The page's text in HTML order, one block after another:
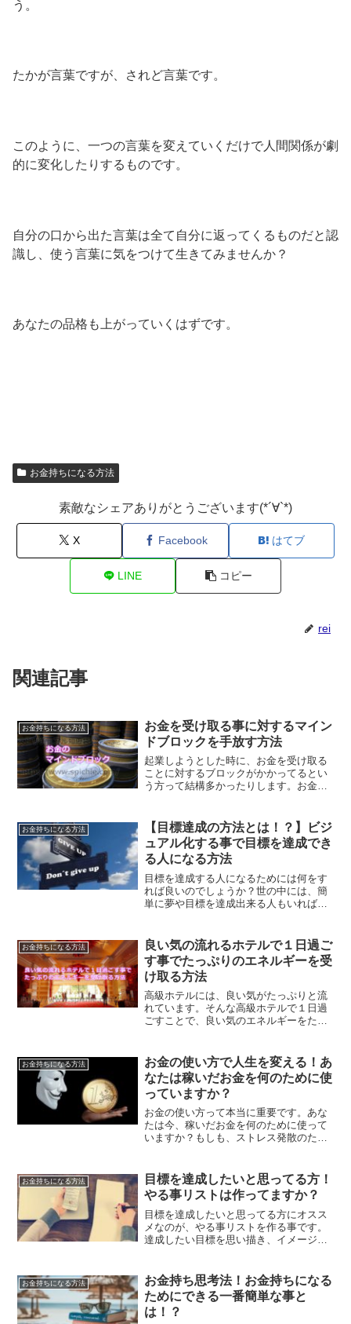
う。
たかが言葉ですが、されど言葉です。
このように、一つの言葉を変えていくだけで人間関係が劇
的に変化したりするものです。
自分の口から出た言葉は全て自分に返ってくるものだと認
識し、使う言葉に気をつけて生きてみませんか？
あなたの品格も上がっていくはずです。
お金持ちになる方法
素敵なシェアありがとうございます(*´∀`*)
X Facebook はてブ
LINE コピー
rei
関連記事
お金持ちになる方法
お金を受け取る事に対するマイン
ドブロックを手放す方法
起業しようとした時に、お金を受け取る
ことに対するブロックがかかってるとい
う方って結構多かったりします。お金を
ょうか？
お金持ちになる方法
【目標達成の方法とは！？】ビジ
ュアル化する事で目標を達成でき
る人になる方法
目標を達成する人になるためには何をす
れば良いのでしょうか？世の中には、簡
単に夢や目標を達成出来る人もいれば、
して細分化していく事です。夢や目標を
達成する方法についての解説です。
お金持ちになる方法
良い気の流れるホテルで１日過ご
す事でたっぷりのエネルギーを受
け取る方法
高級ホテルには、良い気がたっぷりと流
れています。そんな高級ホテルで１日過
ごすことで、良い気のエネルギーをたっ
ご紹介します。
お金持ちになる方法
お金の使い方で人生を変える！あ
なたは稼いだお金を何のために使
っていますか？
お金の使い方って本当に重要です。あな
たは今、稼いだお金を何のために使って
いますか？もしも、ストレス発散のため
使い方で人生を変えるという事について
ご紹介していきます。
お金持ちになる方法
目標を達成したいと思ってる方！
やる事リストは作ってますか？
目標を達成したいと思ってる方にオスス
メなのが、やる事リストを作る事です。
達成したい目標を思い描き、イメージし
す。目標を細分化する事で、目標は達成
に近づくはずです。
お金持ちになる方法
お金持ち思考法！お金持ちになる
ためにできる一番簡単な事と
は！？